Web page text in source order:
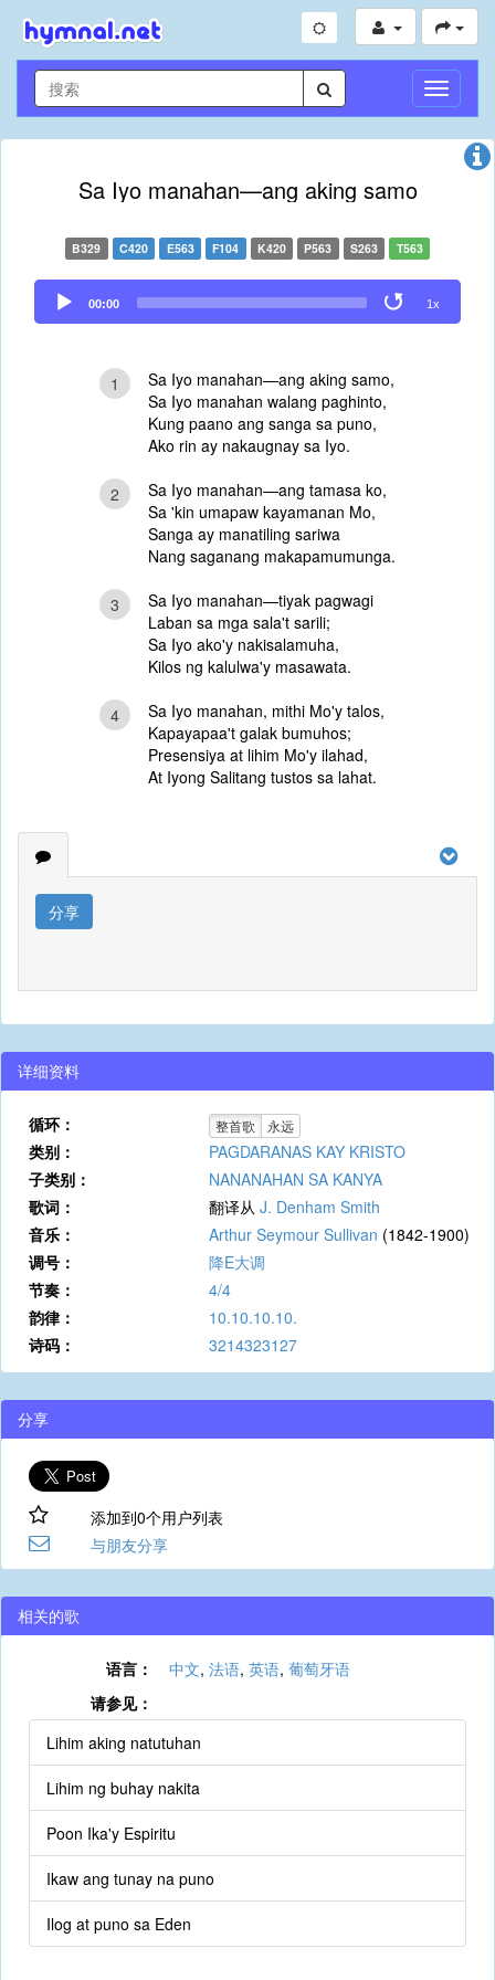
切
换
导
Sa Iyo manahan—ang aking samo
B329 C420 E563 F104 K420 P563 S263 T563
Audio
Player
00:00 1x
1
Sa Iyo manahan—ang aking samo,
Sa Iyo manahan walang paghinto,
Kung paano ang sanga sa puno,
Ako rin ay nakaugnay sa Iyo.
2
Sa Iyo manahan—ang tamasa ko,
Sa 'kin umapaw kayamanan Mo,
Sanga ay manatiling sariwa
Nang saganang makapamumunga.
3
Sa Iyo manahan—tiyak pagwagi
Laban sa mga sala't sarili;
Sa Iyo ako'y nakisalamuha,
Kilos ng kalulwa'y masawata.
4
Sa Iyo manahan, mithi Mo'y talos,
Kapayapaa't galak bumuhos;
Presensiya at lihim Mo'y ilahad,
At Iyong Salitang tustos sa lahat.
分享
详细资料
循环： 整首歌 永远
类别：
PAGDARANAS KAY KRISTO
子类别：
NANANAHAN SA KANYA
歌词：
翻译从 J. Denham Smith
音乐：
Arthur Seymour Sullivan (1842-1900)
调号：
降E大调
节奏：
4/4
韵律：
10.10.10.10.
诗码：
3214323127
分享
添加到0个用户列表
与朋友分享
相关的歌
语言： 中文, 法语, 英语, 葡萄牙语
请参见：
Lihim aking natutuhan
Lihim ng buhay nakita
Poon Ika'y Espiritu
Ikaw ang tunay na puno
Ilog at puno sa Eden